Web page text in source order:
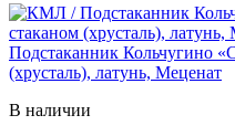
Подстаканник Кольчугино
(хрусталь), латунь, Меценат
В наличии